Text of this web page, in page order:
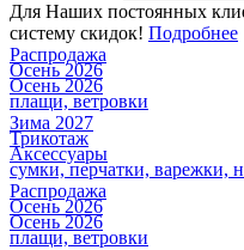
Для Наших постоянных
систему скидок! Подробнее
Распродажа
Осень 2026
Осень 2026
плащи, ветровки
Зима 2027
Трикотаж
Аксессуары
сумки, перчатки, варежки,
Распродажа
Осень 2026
Осень 2026
плащи, ветровки